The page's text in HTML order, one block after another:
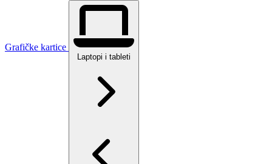
Grafičke kartice
Laptopi i tableti